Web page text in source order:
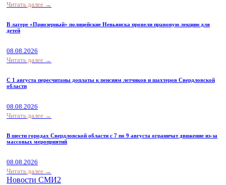
Читать далее →
В лагере «Приозерный» полицейские Невьянска провели правовую лекцию для
детей
08.08.2026
Читать далее →
С 1 августа пересчитаны доплаты к пенсиям летчиков и шахтеров Свердловской
области
08.08.2026
Читать далее →
В шести городах Свердловской области с 7 по 9 августа ограничат движение из-за
массовых мероприятий
08.08.2026
Читать далее →
Новости СМИ2